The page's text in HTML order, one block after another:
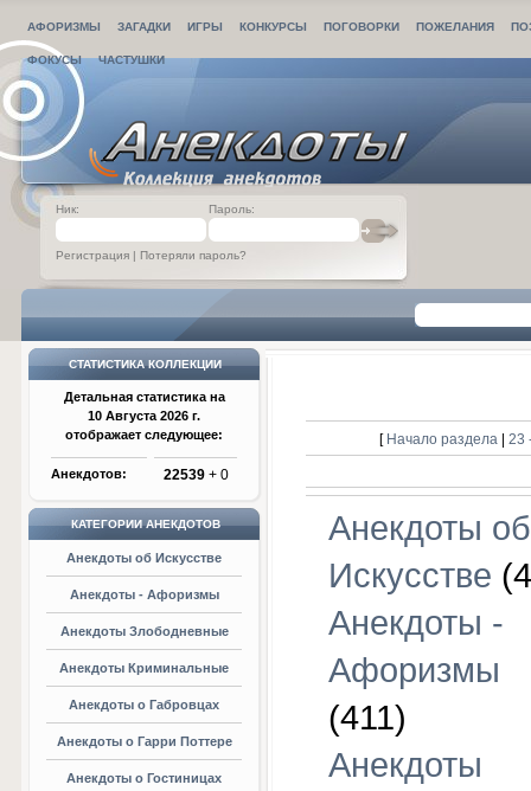
АФОРИЗМЫ ЗАГАДКИ ИГРЫ КОНКУРСЫ ПОГОВОРКИ ПОЖЕЛАНИЯ
ФОКУСЫ ЧАСТУШКИ
Ник: Пароль:
Регистрация | Потеряли пароль?
СТАТИСТИКА КОЛЛЕКЦИИ
Детальная статистика на
10 Августа 2026 г.
отображает следующее:
Анекдотов: 22539 + 0
КАТЕГОРИИ АНЕКДОТОВ
Анекдоты об Искусстве
Анекдоты - Афоризмы
Анекдоты Злободневные
Анекдоты Криминальные
Анекдоты о Габровцах
Анекдоты о Гарри Поттере
Анекдоты о Гостиницах
[ Начало раздела | 23
Анекдоты об
Искусстве
Анекдоты -
Афоризмы
(411)
Анекдоты